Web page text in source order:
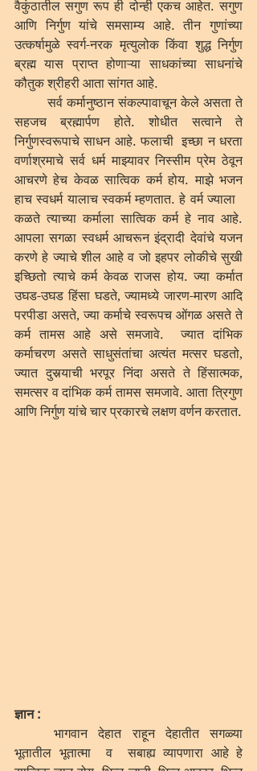
वैकुंठातील सगुण रूप ही दोन्ही एकच आहेत. सगुण
आणि निर्गुण यांचे समसाम्य आहे. तीन गुणांच्या
उत्कर्षामुळे स्वर्ग-नरक मृत्युलोक किंवा शुद्ध निर्गुण
ब्रह्म यास प्राप्त होणाऱ्या साधकांच्या साधनांचे
कौतुक श्रीहरी आता सांगत आहे.
	सर्व कर्मानुष्ठान संकल्पावाचून केले असता ते
सहजच ब्रह्मार्पण होते. शोधीत सत्वाने ते
निर्गुणस्वरूपाचे साधन आहे. फलाची  इच्छा न धरता
वर्णाश्रमाचे सर्व धर्म माझ्यावर निस्सीम प्रेम ठेवून
आचरणे हेच केवळ सात्विक कर्म होय. माझे भजन
हाच स्वधर्म यालाच स्वकर्म म्हणतात. हे वर्म ज्याला
कळते त्याच्या कर्माला सात्विक कर्म हे नाव आहे.
आपला सगळा स्वधर्म आचरून इंद्रादी देवांचे यजन
करणे हे ज्याचे शील आहे व जो इहपर लोकीचे सुखी
इच्छितो त्याचे कर्म केवळ राजस होय. ज्या कर्मात
उघड-उघड हिंसा घडते, ज्यामध्ये जारण-मारण आदि
परपीडा असते, ज्या कर्माचे स्वरूपच ओंगळ असते ते
कर्म तामस आहे असे समजावे.  ज्यात दांभिक
कर्माचरण असते साधुसंतांचा अत्यंत मत्सर घडतो,
ज्यात दुसर्‍याची भरपूर निंदा असते ते हिंसात्मक,
समत्सर व दांभिक कर्म तामस समजावे. आता त्रिगुण
ज्ञान :
	भागवान देहात राहून देहातीत सगळ्या
भूतातील भूतात्मा  व  सबाह्य व्यापणारा आहे हे